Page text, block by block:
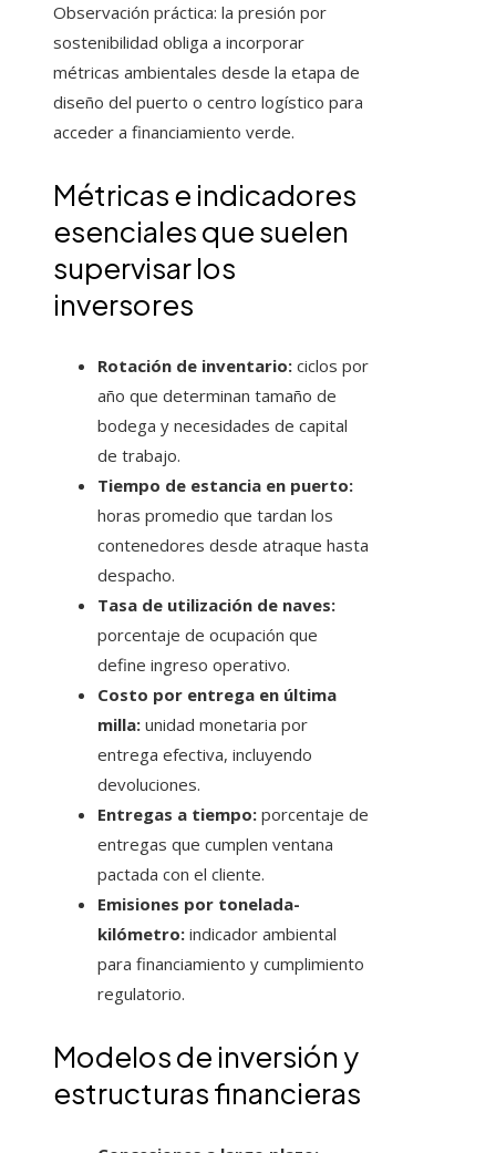
Observación práctica: la presión por
sostenibilidad obliga a incorporar
métricas ambientales desde la etapa de
diseño del puerto o centro logístico para
acceder a financiamiento verde.
Métricas e indicadores
esenciales que suelen
supervisar los
inversores
Rotación de inventario: ciclos por
año que determinan tamaño de
bodega y necesidades de capital
de trabajo.
Tiempo de estancia en puerto:
horas promedio que tardan los
contenedores desde atraque hasta
despacho.
Tasa de utilización de naves:
porcentaje de ocupación que
define ingreso operativo.
Costo por entrega en última
milla: unidad monetaria por
entrega efectiva, incluyendo
devoluciones.
Entregas a tiempo: porcentaje de
entregas que cumplen ventana
pactada con el cliente.
Emisiones por tonelada-
kilómetro: indicador ambiental
para financiamiento y cumplimiento
regulatorio.
Modelos de inversión y
estructuras financieras